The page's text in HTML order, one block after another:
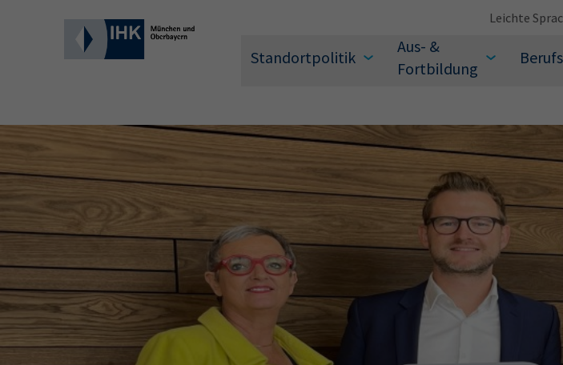
Standortpolitik
Aus- &
Fortbildung
Leichte
Wonach suchen Sie?
Hier können Sie auch aus den